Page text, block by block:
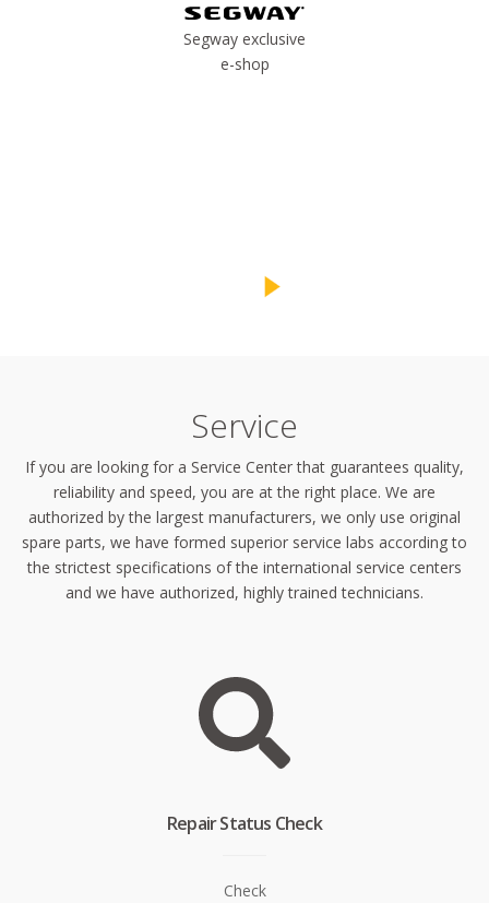
Segway exclusive
e-shop
Service
If you are looking for a Service Center that guarantees quality,
reliability and speed, you are at the right place. We are
authorized by the largest manufacturers, we only use original
spare parts, we have formed superior service labs according to
the strictest specifications of the international service centers
and we have authorized, highly trained technicians.
Repair Status Check
Check